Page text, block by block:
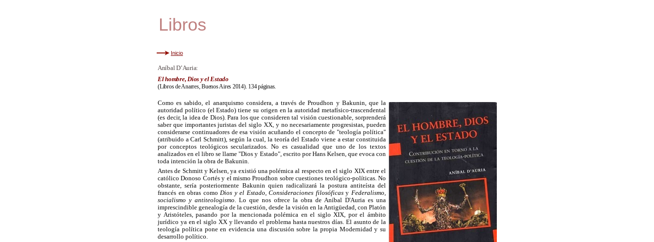
Libros
Aníbal D’Auria:
El hombre, Dios y el Estado
(Libros de Anarres, Buenos Aires 2014). 134 páginas.
Como es sabido, el anarquismo considera, a través de Proudhon y Bakunin, que la
autoridad político (el Estado) tiene su origen en la autoridad metafísico-trascendental
(es decir, la idea de Dios). Para los que consideren tal visión cuestionable, sorprenderá
saber que importantes juristas del siglo XX, y no necesariamente progresistas, pueden
considerarse continuadores de esa visión acuñando el concepto de "teología política"
(atribuido a Carl Schmitt), según la cual, la teoría del Estado viene a estar constituida
por conceptos teológicos secularizados. No es casualidad que uno de los textos
analizados en el libro se llame "Dios y Estado", escrito por Hans Kelsen, que evoca con
toda intención la obra de Bakunin.
Antes de Schmitt y Kelsen, ya existió una polémica al respecto en el siglo XIX entre el
católico Donoso Cortés y el mismo Proudhon sobre cuestiones teológico-políticas. No
obstante, sería posteriormente Bakunin quien radicalizará la postura antiteísta del
francés en obras comoDios y el Estado,Consideraciones filosóficasyFederalismo,
socialismo y antiteologismo. Lo que nos ofrece la obra de Aníbal D'Auria es una
imprescindible genealogía de la cuestión, desde la visión en la Antigüedad, con Platón
y Aristóteles, pasando por la mencionada polémica en el siglo XIX, por el ámbito
jurídico ya en el siglo XX y llevando el problema hasta nuestros días. El asunto de la
teología política pone en evidencia una discusión sobre la propia Modernidad y su
desarrollo político.
Inicio